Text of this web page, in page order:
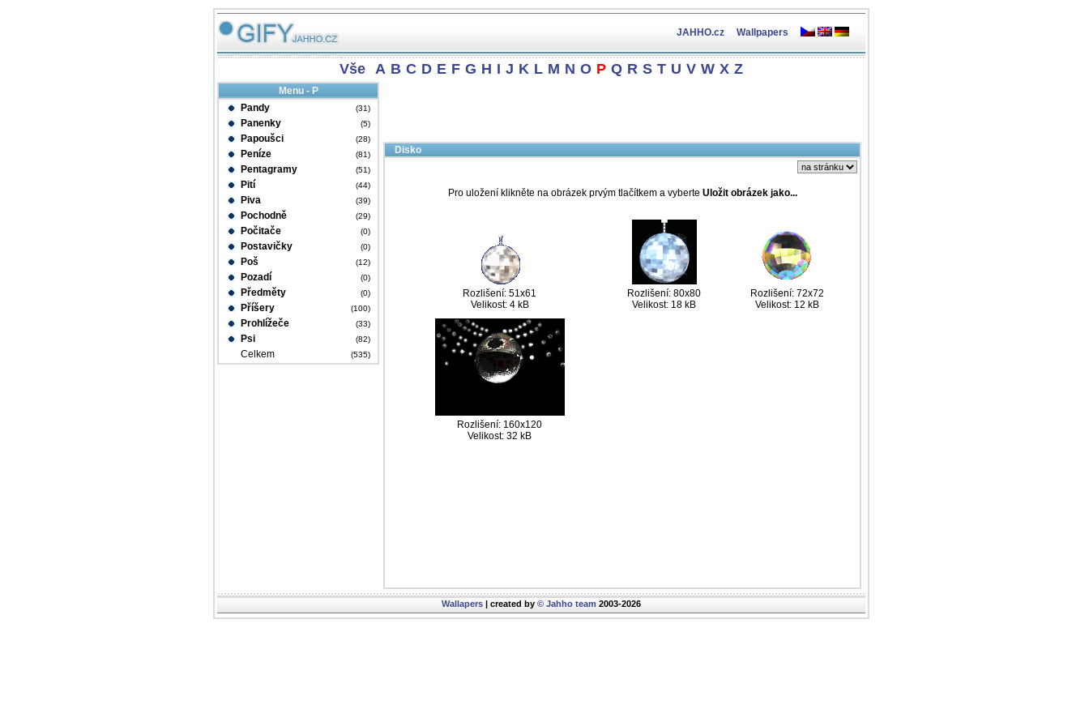
JAHHO.cz Wallpapers
Vše A B C D E F G H I J K L M N O P Q R S T U V W X Z
Menu - P
Pandy
(31)
Panenky (5)
Papoušci (28)
Peníze (81)
Pentagramy (51)
Pití (44)
Piva (39)
Pochodně (29)
Počitače (0)
Postavičky (0)
Poš (12)
Pozadí (0)
Předměty (0)
Příšery (100)
Prohlížeče (33)
Psi (82)
Celkem (535)
Disko
Pro uložení klikněte na obrázek prvým tlačítkem a vyberte Uložit obrázek jako...
Rozlišení: 51x61
Velikost: 4 kB
Rozlišení: 80x80
Velikost: 18 kB
Rozlišení: 72x72
Velikost: 12 kB
Rozlišení: 160x120
Velikost: 32 kB
Wallapers | created by © Jahho team 2003-2026